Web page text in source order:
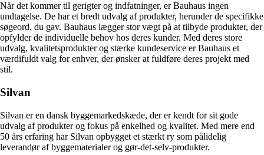
Når det kommer til gerigter og indfatninger, er Bauhaus ingen
undtagelse. De har et bredt udvalg af produkter, herunder de specifikke
søgeord, du gav. Bauhaus lægger stor vægt på at tilbyde produkter, der
opfylder de individuelle behov hos deres kunder. Med deres store
udvalg, kvalitetsprodukter og stærke kundeservice er Bauhaus et
værdifuldt valg for enhver, der ønsker at fuldføre deres projekt med
stil.
Silvan
Silvan er en dansk byggemarkedskæde, der er kendt for sit gode
udvalg af produkter og fokus på enkelhed og kvalitet. Med mere end
50 års erfaring har Silvan opbygget et stærkt ry som pålidelig
leverandør af byggematerialer og gør-det-selv-produkter.